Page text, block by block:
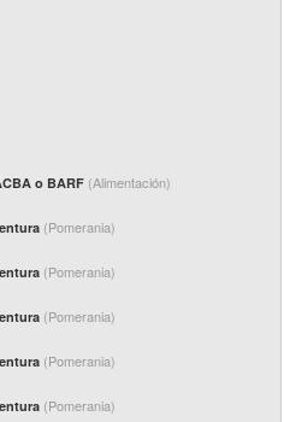
o BARF (Alimentación)
(Pomerania)
(Pomerania)
(Pomerania)
(Pomerania)
(Pomerania)